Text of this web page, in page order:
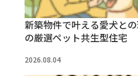
新築物件で叶える愛犬と
の厳選ペット共生型住宅
2026.08.04